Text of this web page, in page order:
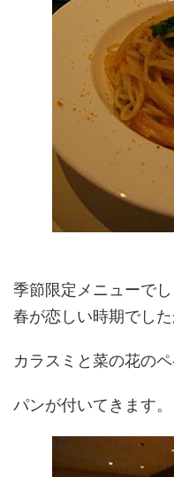
季節限定メニューでし
春が恋しい時期でした
カラスミと菜の花の
パンが付いてきます。